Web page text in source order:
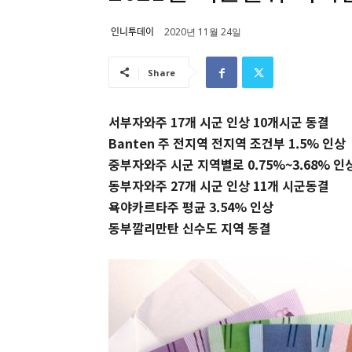
인니투데이 2020년 11월 24일
Share
서부자와주 17개 시군 인상 10개시군 동결
Banten 주 전지역 전지역 조건부 1.5% 인상
중부자와주 시군 지역별로 0.75%~3.68% 인
동부자와주 27개 시군 인상 11개 시군동결
욕야카르타주 평균 3.54% 인상
동부깔리만탄 신수도 지역 동결